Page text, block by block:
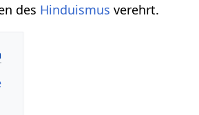
des Hinduismus verehrt.